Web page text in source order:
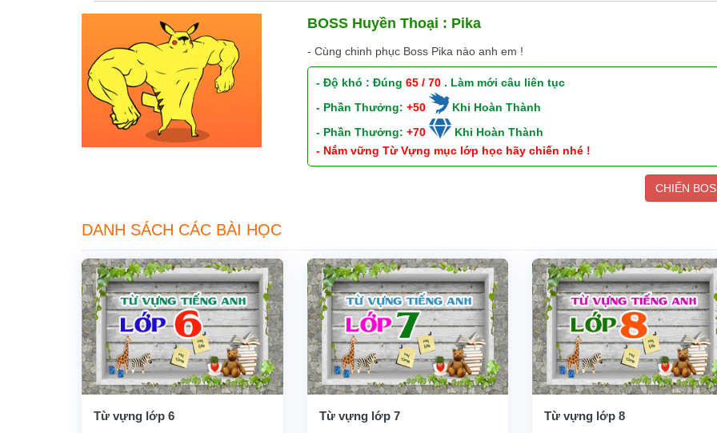
BOSS Huyền Thoại : Pika
- Cùng chinh phục Boss Pika nào anh em !
- Độ khó : Đúng 65 / 70. Làm mới câu liên tục
- Phần Thưởng: +50
Khi Hoàn Thành
- Phần Thưởng: +70
Khi Hoàn Thành
- Nắm vững Từ Vựng mục lớp học hãy chiến nhé !
CHIẾN
DANH SÁCH CÁC BÀI HỌC
Từ vựng lớp 6 Từ vựng lớp 7 Từ vựng lớp 8